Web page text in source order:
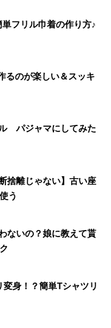
フリル巾着の作り方♪
るのが楽しい＆スッキ
パジャマにしてみた
捨離じゃない】古い座
う
ないの？娘に教えて貰
身！？簡単Tシャツリ